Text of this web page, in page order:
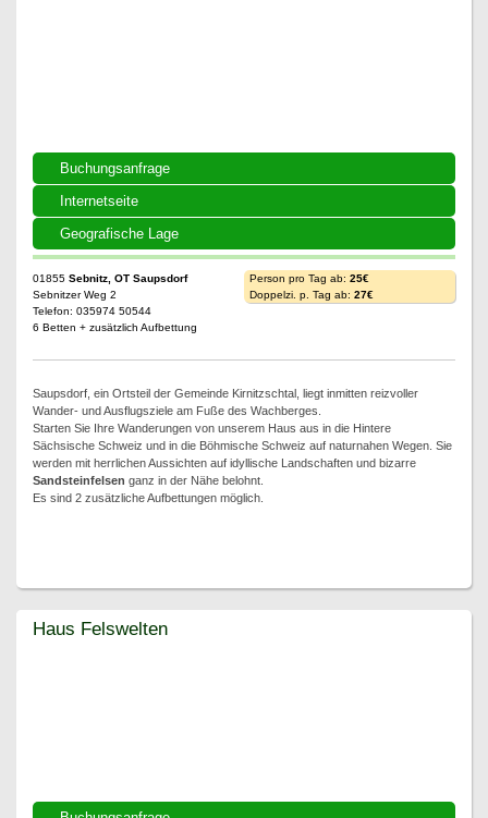
Buchungsanfrage
Internetseite
Geografische Lage
01855 Sebnitz, OT Saupsdorf
Sebnitzer Weg 2
Telefon: 035974 50544
6 Betten + zusätzlich Aufbettung
Person pro Tag ab: 25€
Doppelzi. p. Tag ab: 27€
Saupsdorf, ein Ortsteil der Gemeinde Kirnitzschtal, liegt inmitten reizvoller
Wander- und Ausflugsziele am Fuße des Wachberges.
Starten Sie Ihre Wanderungen von unserem Haus aus in die Hintere
Sächsische Schweiz und in die Böhmische Schweiz auf naturnahen Wegen. Sie
werden mit herrlichen Aussichten auf idyllische Landschaften und bizarre
Sandsteinfelsen ganz in der Nähe belohnt.
Es sind 2 zusätzliche Aufbettungen möglich.
Haus Felswelten
Haus Felswelten